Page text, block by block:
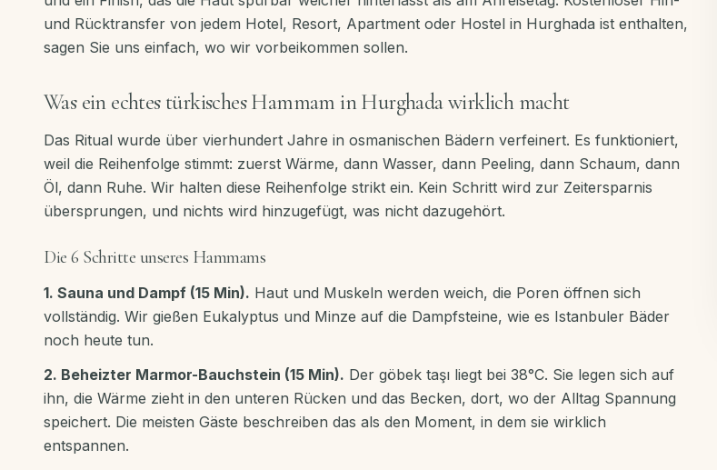
und Rücktransfer von jedem Hotel, Resort, Apartment oder Hostel in Hurghada ist enthalten,
sagen Sie uns einfach, wo wir vorbeikommen sollen.
Was ein echtes türkisches Hammam in Hurghada wirklich macht
Das Ritual wurde über vierhundert Jahre in osmanischen Bädern verfeinert. Es funktioniert,
weil die Reihenfolge stimmt: zuerst Wärme, dann Wasser, dann Peeling, dann Schaum, dann
Öl, dann Ruhe. Wir halten diese Reihenfolge strikt ein. Kein Schritt wird zur Zeitersparnis
übersprungen, und nichts wird hinzugefügt, was nicht dazugehört.
Die 6 Schritte unseres Hammams
1. Sauna und Dampf (15 Min). Haut und Muskeln werden weich, die Poren öffnen sich
vollständig. Wir gießen Eukalyptus und Minze auf die Dampfsteine, wie es Istanbuler Bäder
noch heute tun.
2. Beheizter Marmor-Bauchstein (15 Min). Der göbek taşı liegt bei 38°C. Sie legen sich auf
ihn, die Wärme zieht in den unteren Rücken und das Becken, dort, wo der Alltag Spannung
speichert. Die meisten Gäste beschreiben das als den Moment, in dem sie wirklich
entspannen.